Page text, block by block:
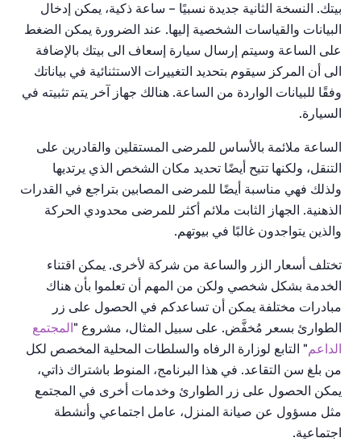
بيتك. النسخة الثانية جديدة نسبيًا – ساعة ذكية، يمكن إدخال
البيانات والقياسات الشخصية إليها. عند الضرورة يمكن الضغط
على الساعة وسيتم إرسال سيارة إسعاف الى بيتك بالإضافة
الى أن المركز سيقوم بتحديد التغييرات الاستثنائية في بياناتك
وفقًا للبيانات الواردة من الساعة. هنالك جهاز آخر يتم تثبيته في
السيارة.
الساعة ملائمة بالأساس للمرضى المستقلين والقادرين على
التنقل، ولكنها تتيح أيضًا تحديد مكان الشخص الذي يرتديها
ولذلك فهي مناسبة أيضًا للمرضى المصابين بتراجع في القدرات
الذهنية. الجهاز الثابت ملائم أكثر للمرضى محدودي الحركة
والذين يتواجدون غالبًا في بيوتهم.
تختلف أسعار الزر والساعة من شركة لأخرى. يمكن اقتناء
الخدمة بشكل شخصي ولكن من المهم أن تعلموا بأن هناك
مبادرات مختلفة يمكن أن تساعدكم في الحصول على زر
الطوارئ بسعر مُخفَّض. على سبيل المثال، مشروع "المجتمع
الداعم" التابع لوزارة الرفاه والسلطات المحلية المخصص لكل
من بلغ سن التقاعد. في هذا البرنامج، المنوط باشتراك ذاتي،
يمكن الحصول على زر الطوارئ وخدمات أخرى في المجتمع
مثل مسؤول عن صيانة المنزل، عامل اجتماعي وأنشطة
اجتماعية.